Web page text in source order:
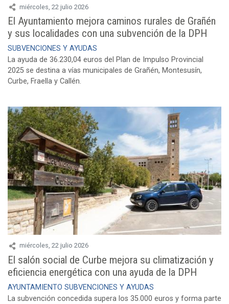
miércoles, 22 julio 2026
El Ayuntamiento mejora caminos rurales de Grañén
y sus localidades con una subvención de la DPH
SUBVENCIONES Y AYUDAS
La ayuda de 36.230,04 euros del Plan de Impulso Provincial
2025 se destina a vías municipales de Grañén, Montesusín,
Curbe, Fraella y Callén.
miércoles, 22 julio 2026
El salón social de Curbe mejora su climatización y
eficiencia energética con una ayuda de la DPH
AYUNTAMIENTO SUBVENCIONES Y AYUDAS
La subvención concedida supera los 35.000 euros y forma parte